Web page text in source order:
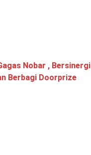
Nobar , Bersinergi
Berbagi Doorprize